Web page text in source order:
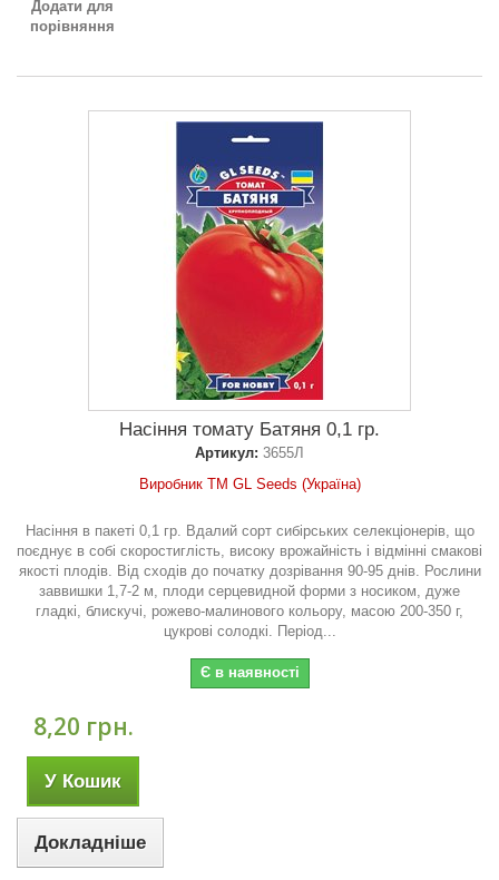
Додати для
порівняння
Насіння томату Батяня 0,1 гр.
Артикул: 3655Л
Виробник ТМ GL Seeds (Україна)
Насіння в пакеті 0,1 гр. Вдалий сорт сибірських селекціонерів, що
поєднує в собі скоростиглість, високу врожайність і відмінні смакові
якості плодів. Від сходів до початку дозрівання 90-95 днів. Рослини
заввишки 1,7-2 м, плоди серцевидной форми з носиком, дуже
гладкі, блискучі, рожево-малинового кольору, масою 200-350 г,
цукрові солодкі. Період...
Є в наявності
8,20 грн.
У Кошик
Докладніше